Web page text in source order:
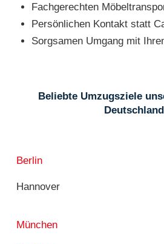
Fachgerechten
Persönlichen Kontakt statt
Sorgsamen Umgang mit
Beliebte Umzugsziele
Berlin
Hannover
München